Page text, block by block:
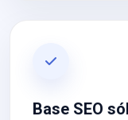
Base SEO